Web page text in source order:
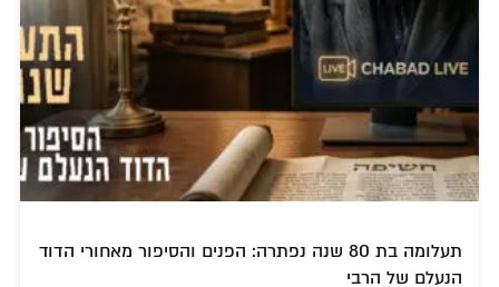
תעלומה בת 80 שנה נפתרה: הפנים והסיפור מאחורי הדוד
הנעלם של הרבי